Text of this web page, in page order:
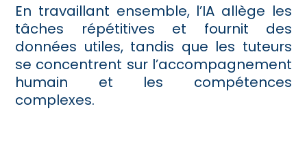
En travaillant ensemble, l’IA allège les
tâches répétitives et fournit des
données utiles, tandis que les tuteurs
se concentrent sur l’accompagnement
humain et les compétences
complexes.